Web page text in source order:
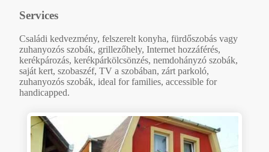
Services
Családi kedvezmény, felszerelt konyha, fürdőszobás vagy
zuhanyozós szobák, grillezőhely, Internet hozzáférés,
kerékpározás, kerékpárkölcsönzés, nemdohányzó szobák,
saját kert, szobaszéf, TV a szobában, zárt parkoló,
zuhanyozós szobák, ideal for families, accessible for
handicapped.